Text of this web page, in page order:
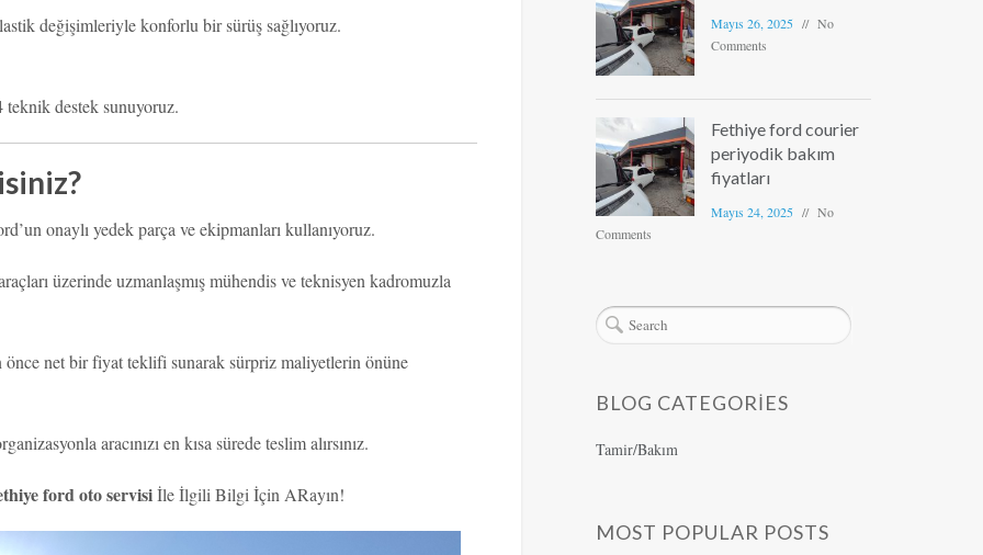
değişimleriyle konforlu bir sürüş sağlıyoruz.
teknik destek sunuyoruz.
onaylı yedek parça ve ekipmanları kullanıyoruz.
üzerinde uzmanlaşmış mühendis ve teknisyen kadromuzla
net bir fiyat teklifi sunarak sürpriz maliyetlerin önüne
aracınızı en kısa sürede teslim alırsınız.
ford oto servisiİle İlgili Bilgi İçin ARayın!
Mayıs 26, 2025
No
Comments
Fethiye ford courier
periyodik bakım
fiyatları
Mayıs 24, 2025
No
Comments
BLOG CATEGORIES
Tamir/Bakım
MOST POPULAR POSTS